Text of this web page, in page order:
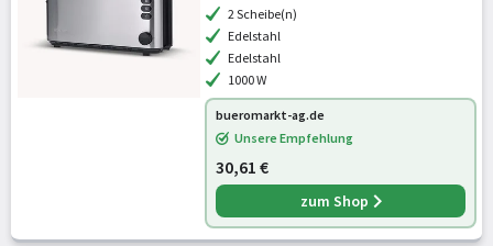
2 Scheibe(n)
Edelstahl
Edelstahl
1000 W
bueromarkt-ag.de
Unsere Empfehlung
30,61 €
zum Shop